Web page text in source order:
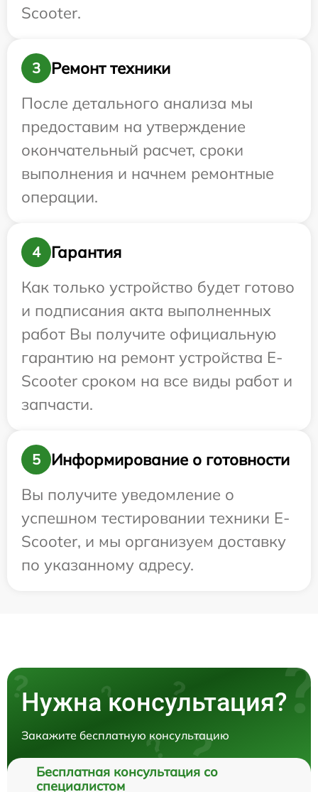
Scooter.
3
Ремонт техники
После детального анализа мы
предоставим на утверждение
окончательный расчет, сроки
выполнения и начнем ремонтные
операции.
4
Гарантия
Как только устройство будет готово
и подписания акта выполненных
работ Вы получите официальную
гарантию на ремонт устройства E-
Scooter сроком на все виды работ и
запчасти.
5
Информирование о готовности
Вы получите уведомление о
успешном тестировании техники E-
Scooter, и мы организуем доставку
по указанному адресу.
Нужна консультация?
Закажите бесплатную консультацию
Бесплатная консультация со
специалистом